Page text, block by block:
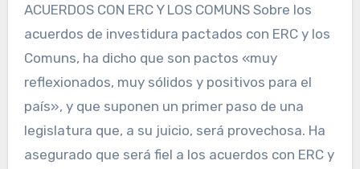
ACUERDOS CON ERC Y LOS COMUNS Sobre los
acuerdos de investidura pactados con ERC y los
Comuns, ha dicho que son pactos «muy
reflexionados, muy sólidos y positivos para el
país», y que suponen un primer paso de una
legislatura que, a su juicio, será provechosa. Ha
asegurado que será fiel a los acuerdos con ERC y